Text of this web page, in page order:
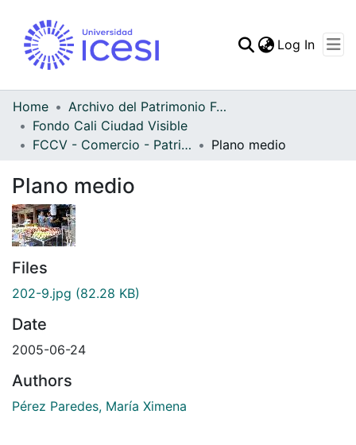
Log In
Home
Archivo del Patrimonio Fotográfico y Fílmico del Valle del Cauca
Fondo Cali Ciudad Visible
FCCV - Comercio - Patrimonial
Plano medio
Plano medio
Files
202-9.jpg (82.28 KB)
Date
2005-06-24
Authors
Pérez Paredes, María Ximena